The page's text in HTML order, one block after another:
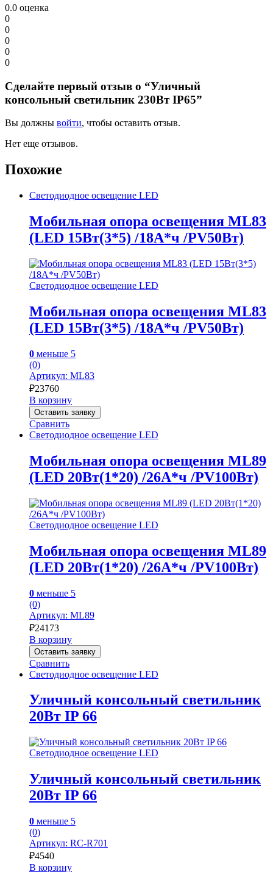
0.0 оценка
0
0
0
0
0
Сделайте первый отзыв о “Уличный
консольный светильник 230Вт IP65”
Вы должны войти, чтобы оставить отзыв.
Нет еще отзывов.
Похожие
Светодиодное освещение LED
Мобильная опора освещения ML83
(LED 15Вт(3*5) /18А*ч /PV50Вт)
Светодиодное освещение LED
Мобильная опора освещения ML83
(LED 15Вт(3*5) /18А*ч /PV50Вт)
0 меньше 5
(0)
Артикул: ML83
₽23760
В корзину
Оставить заявку
Сравнить
Светодиодное освещение LED
Мобильная опора освещения ML89
(LED 20Вт(1*20) /26А*ч /PV100Вт)
Светодиодное освещение LED
Мобильная опора освещения ML89
(LED 20Вт(1*20) /26А*ч /PV100Вт)
0 меньше 5
(0)
Артикул: ML89
₽24173
В корзину
Оставить заявку
Сравнить
Светодиодное освещение LED
Уличный консольный светильник
20Вт IP 66
Светодиодное освещение LED
Уличный консольный светильник
20Вт IP 66
0 меньше 5
(0)
Артикул: RC-R701
₽4540
В корзину